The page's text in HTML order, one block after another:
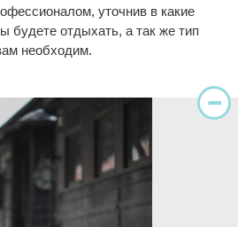
уточнив в какие
будете отдыхать, а так же тип
необходим.